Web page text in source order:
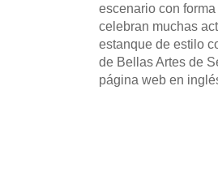
escenario con
celebran muchas
estanque de estilo
de Bellas Artes de
página web en